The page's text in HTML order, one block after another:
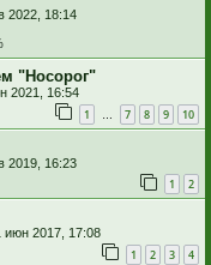
2022, 18:14
"Носорог"
2021, 16:54
1 … 7 8 9 10
2019, 16:23
1 2
июн 2017, 17:08
1 2 3 4